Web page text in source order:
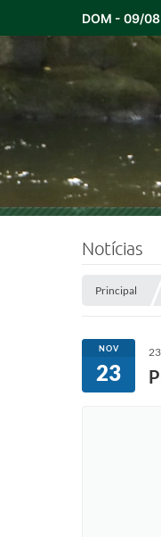
DOM - 09/08
Notícias
Principal
NOV
23